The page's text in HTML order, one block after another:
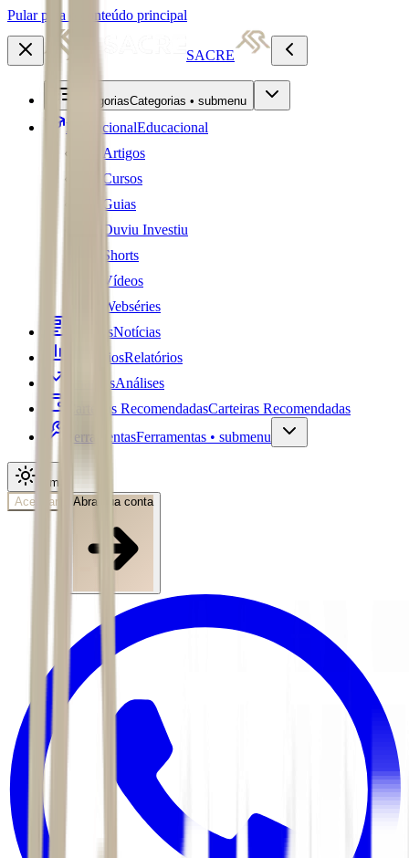
Pular para o conteúdo principal
SACRE
CategoriasCategorias • submenu
EducacionalEducacional
Artigos
Cursos
Guias
Ouviu Investiu
Shorts
Vídeos
Webséries
NotíciasNotícias
RelatóriosRelatórios
AnálisesAnálises
Carteiras RecomendadasCarteiras Recomendadas
FerramentasFerramentas • submenu
Tema
Acessar
Abra sua conta